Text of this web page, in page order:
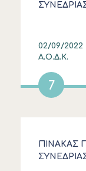
02/09/2022
Α.Ο.Δ.Κ.
7
ΠΙΝΑΚΑΣ